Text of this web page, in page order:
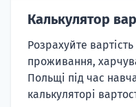
Калькулятор
Розрахуйте
проживання,
Польщі під час
калькуляторі